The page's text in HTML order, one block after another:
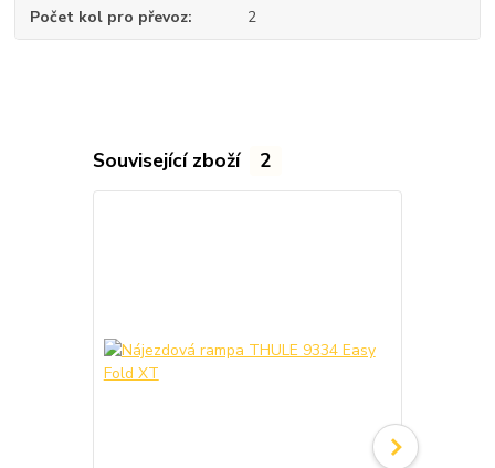
Počet kol pro převoz 2
Související zboží 2